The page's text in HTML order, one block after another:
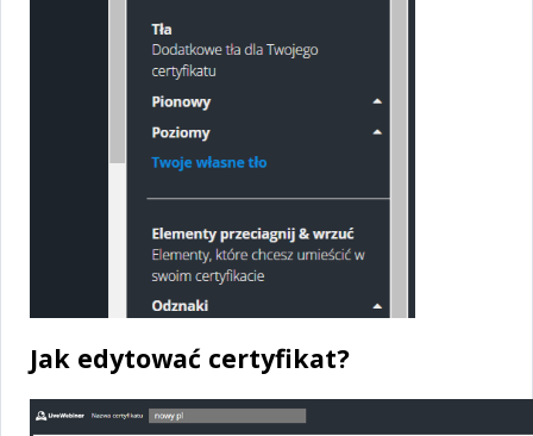
Jak edytować certyfikat?